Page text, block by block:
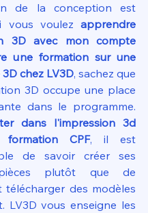
de la conception est
vous voulez apprendre
3D avec mon compte
une formation sur une
chez LV3D, sachez que
3D occupe une place
dans le programme.
dans l'impression 3d
CPF, il est
de savoir créer ses
plutôt que de
télécharger des modèles
LV3D vous enseigne les